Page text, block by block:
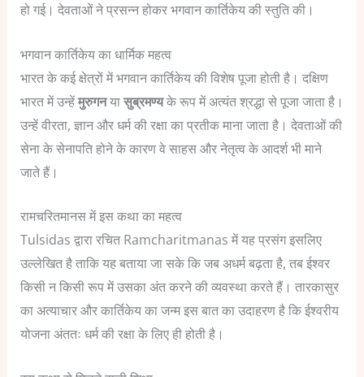
हो गई। देवताओं ने प्रसन्न होकर भगवान कार्तिकेय की स्तुति की।
भगवान कार्तिकेय का धार्मिक महत्व
भारत के कई क्षेत्रों में भगवान कार्तिकेय की विशेष पूजा होती है। दक्षिण
भारत में उन्हेंमुरुगनयासुब्रमण्यके रूप में अत्यंत श्रद्धा से पूजा जाता है।
उन्हें वीरता, ज्ञान और धर्म की रक्षा का प्रतीक माना जाता है। देवताओं की
सेना के सेनापति होने के कारण वे साहस और नेतृत्व के आदर्श भी माने
जाते हैं।
रामचरितमानस में इस कथा का महत्व
Tulsidas द्वारा रचित Ramcharitmanas में यह प्रसंग इसलिए
उल्लेखित है ताकि यह बताया जा सके कि जब अधर्म बढ़ता है, तब ईश्वर
किसी न किसी रूप में उसका अंत करने की व्यवस्था करते हैं। तारकासुर
का अत्याचार और कार्तिकेय का जन्म इस बात का उदाहरण है कि ईश्वरीय
योजना अंततः धर्म की रक्षा के लिए ही होती है।